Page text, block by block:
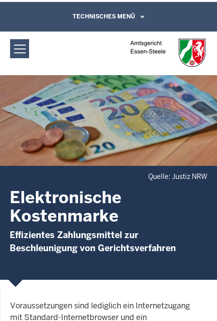
Amtsgericht Essen-Steele:
elektronische Gerichtskostenmarke
Direkt zum Inhalt
Leichte Sprache, Gebärdensprachenvideo
und Kontaktformular
TECHNISCHES MENÜ
Quelle: Justiz NRW
Elektronische
Kostenmarke
Effizientes Zahlungsmittel zur
Beschleunigung von Gerichtsverfahren
Voraussetzungen sind lediglich ein Internetzugang
mit Standard-Internetbrowser und ein